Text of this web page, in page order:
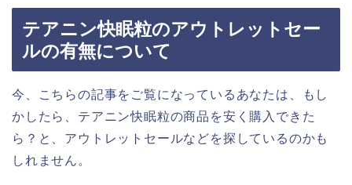
テアニン快眠粒のアウトレットセー
ルの有無について
今、こちらの記事をご覧になっているあなたは、もし
かしたら、テアニン快眠粒の商品を安く購入できた
ら？と、アウトレットセールなどを探しているのかも
しれません。